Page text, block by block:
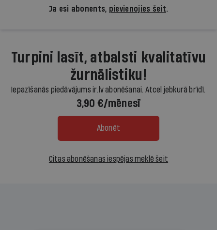
Ja esi abonents, pievienojies šeit.
Turpini lasīt, atbalsti kvalitatīvu
žurnālistiku!
Iepazīšanās piedāvājums ir.lv abonēšanai. Atcel jebkurā brīdī.
3,90 €/mēnesī
Abonēt
Citas abonēšanas iespējas meklē šeit